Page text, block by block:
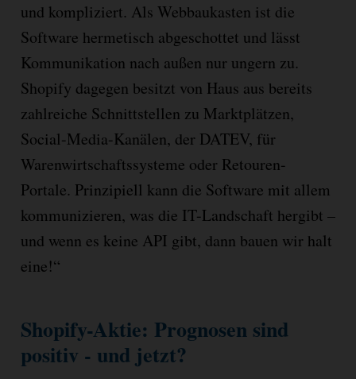
und kompliziert. Als Webbaukasten ist die
Software hermetisch abgeschottet und lässt
Kommunikation nach außen nur ungern zu.
Shopify dagegen besitzt von Haus aus bereits
zahlreiche Schnittstellen zu Marktplätzen,
Social-Media-Kanälen, der DATEV, für
Warenwirtschaftssysteme oder Retouren-
Portale. Prinzipiell kann die Software mit allem
kommunizieren, was die IT-Landschaft hergibt –
und wenn es keine API gibt, dann bauen wir halt
eine!“
Shopify-Aktie: Prognosen sind
positiv - und jetzt?